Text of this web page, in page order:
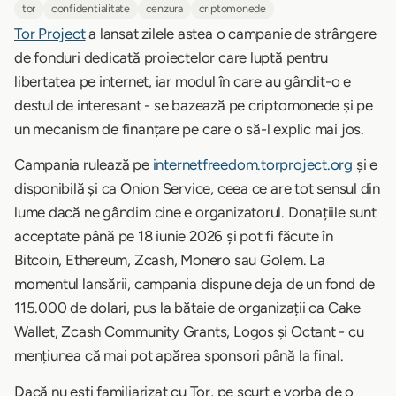
tor confidentialitate cenzura criptomonede
Tor Projecta lansat zilele astea o campanie de strângere
de fonduri dedicată proiectelor care luptă pentru
libertatea pe internet, iar modul în care au gândit-o e
destul de interesant - se bazează pe criptomonede și pe
un mecanism de finanțare pe care o să-l explic mai jos.
Campania rulează pe internetfreedom.torproject.org și e
disponibilă și ca Onion Service, ceea ce are tot sensul din
lume dacă ne gândim cine e organizatorul. Donațiile sunt
acceptate până pe 18 iunie 2026 și pot fi făcute în
Bitcoin, Ethereum, Zcash, Monero sau Golem. La
momentul lansării, campania dispune deja de un fond de
115.000 de dolari, pus la bătaie de organizații ca Cake
Wallet, Zcash Community Grants, Logos și Octant - cu
mențiunea că mai pot apărea sponsori până la final.
Dacă nu ești familiarizat cu Tor, pe scurt e vorba de o